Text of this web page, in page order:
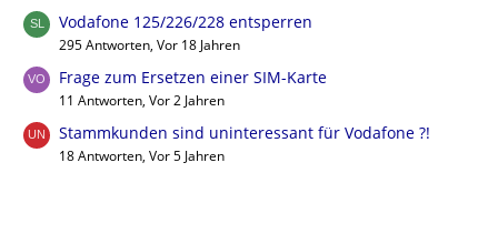
Vodafone 125/226/228 entsperren
295 Antworten, Vor 18 Jahren
Frage zum Ersetzen einer SIM-Karte
11 Antworten, Vor 2 Jahren
Stammkunden sind uninteressant für Vodafone ?!
18 Antworten, Vor 5 Jahren